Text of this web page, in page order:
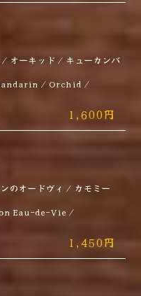
オーキッド / キューカンバ
/ Orchid /
1,600円
のオードヴィ / カモミー
Eau-de-Vie /
1,450円